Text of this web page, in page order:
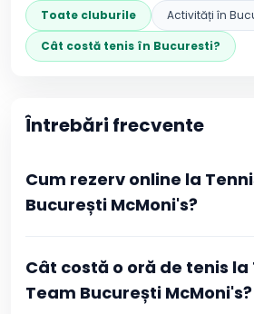
Toate cluburile Activități în
Cât costă tenis în Bucuresti?
Întrebări frecvente
Cum rezerv online la
București McMoni's?
direct din pagina clubului, fără
către recepție. Alegi sportul, vezi
în timp real și selectezi intervalul
Cât costă o oră de tenis la
Team București McMoni's?